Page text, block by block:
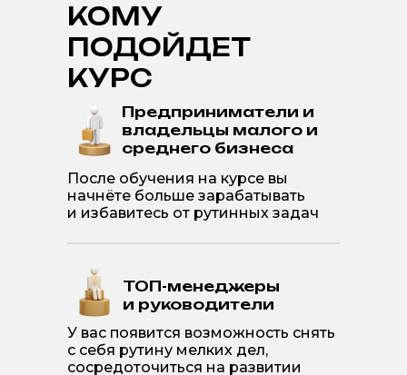
КОМУ
ПОДОЙДЕТ
КУРС
Предприниматели и
владельцы малого и
среднего бизнеса
После обучения на курсе вы
начнёте больше зарабатывать
и избавитесь от рутинных задач
ТОП-менеджеры
и руководители
У вас появится возможность снять
с себя рутину мелких дел,
сосредоточиться на развитии